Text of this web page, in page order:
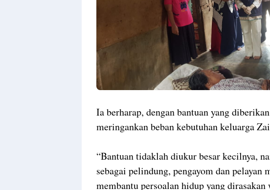
Ia berharap, dengan bantuan yang
meringankan beban kebutuhan keluarga
“Bantuan tidaklah diukur besar kecilnya,
sebagai pelindung, pengayom dan pelayan
membantu persoalan hidup yang dirasakan